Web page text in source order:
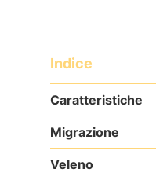
Indice
Caratteristiche
Migrazione
Veleno